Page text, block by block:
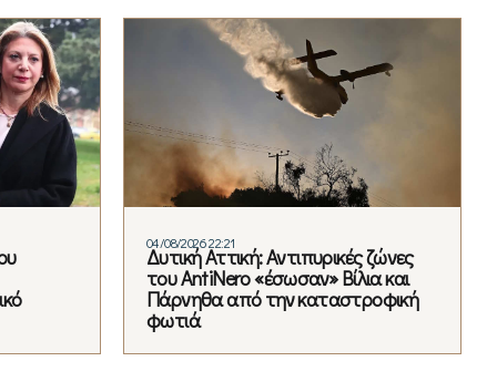
04/08/2026 22:21
Δυτική Αττική: Αντιπυρικές ζώνες
του AntiNero «έσωσαν» Βίλια και
Πάρνηθα από την καταστροφική
φωτιά